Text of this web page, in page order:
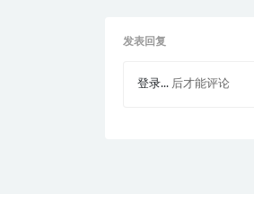
发表回复
登录... 后才能评论